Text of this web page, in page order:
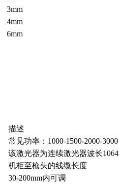
3mm
4mm
6mm
描述
常见功率：1000-1500-2000-3000
该激光器为连续激光器波长1064
机柜至枪头的线缆长度
30-200mm内可调